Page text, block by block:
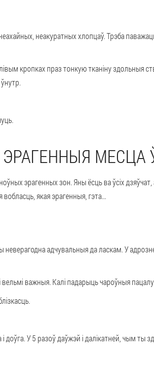
неакуратных хлопцаў. Трэба
кропках праз тонкую тканіну здольныя
МЕСЦА
эрагенных зон. Яны ёсць ва ўсіх
якая эрагенныя, гэта...
адчувальныя да ласкам. У
важныя. Калі падарыць чароўныя
У 5 разоў даўжэй і далікатней, чым ты